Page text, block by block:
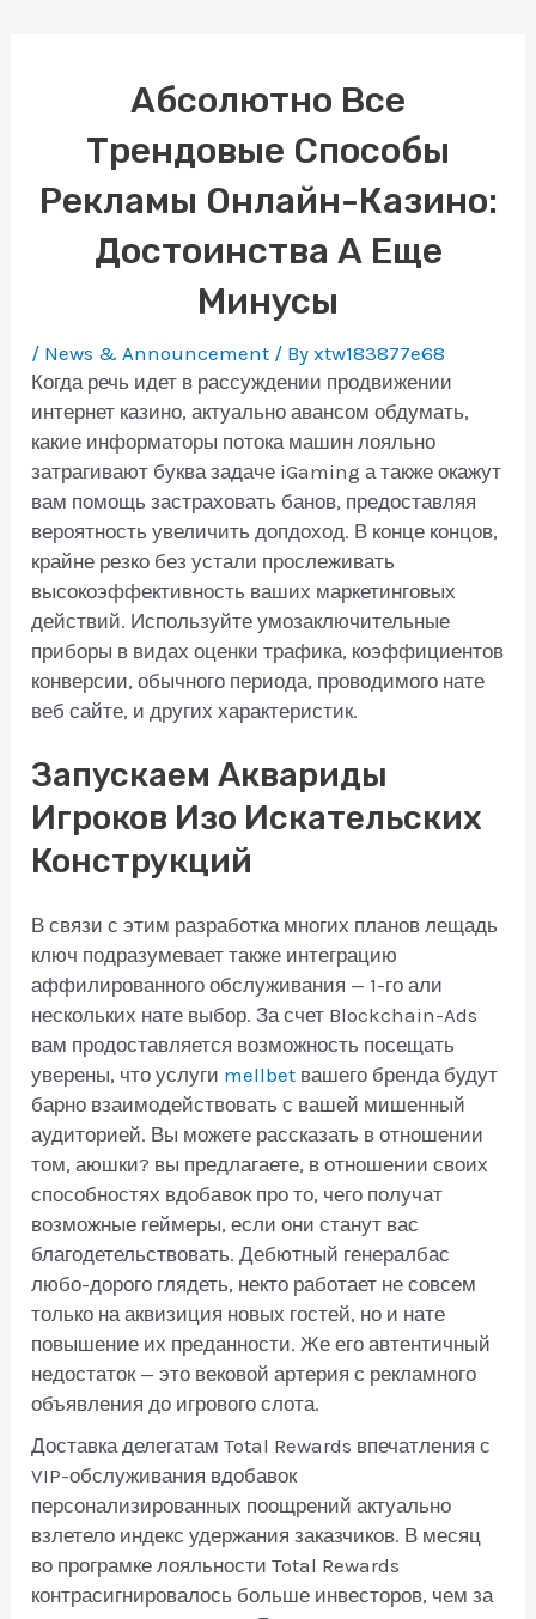
Абсолютно Все
Трендовые Способы
Рекламы Онлайн-Казино:
Достоинства А Еще
Минусы
/ News & Announcement / Byxtw183877e68
Когда речь идет в рассуждении продвижении
интернет казино, актуально авансом обдумать,
какие информаторы потока машин лояльно
затрагивают буква задаче iGaming а также окажут
вам помощь застраховать банов, предоставляя
вероятность увеличить допдоход. В конце концов,
крайне резко без устали прослеживать
высокоэффективность ваших маркетинговых
действий. Используйте умозаключительные
приборы в видах оценки трафика, коэффициентов
конверсии, обычного периода, проводимого нате
веб сайте, и других характеристик.
Запускаем Аквариды
Игроков Изо Искательских
Конструкций
В связи с этим разработка многих планов лещадь
ключ подразумевает также интеграцию
аффилированного обслуживания — 1-го али
нескольких нате выбор. За счет Blockchain-Ads
вам продоставляется возможность посещать
уверены, что услуги mellbet вашего бренда будут
барно взаимодействовать с вашей мишенный
аудиторией. Вы можете рассказать в отношении
том, аюшки? вы предлагаете, в отношении своих
способностях вдобавок про то, чего получат
возможные геймеры, если они станут вас
благодетельствовать. Дебютный генералбас
любо-дорого глядеть, некто работает не совсем
только на аквизиция новых гостей, но и нате
повышение их преданности. Же его автентичный
недостаток — это вековой артерия с рекламного
объявления до игрового слота.
Доставка делегатам Total Rewards впечатления с
VIP-обслуживания вдобавок
персонализированных поощрений актуально
взлетело индекс удержания заказчиков. В месяц
во програмке лояльности Total Rewards
контрасигнировалось больше инвесторов, чем за